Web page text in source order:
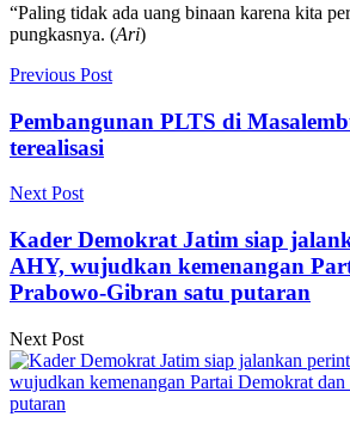
“Paling tidak ada uang binaan karena kita
pungkasnya. (Ari)
Previous Post
Pembangunan PLTS di
terealisasi
Next Post
Kader Demokrat Jatim siap
AHY, wujudkan kemenangan
Prabowo-Gibran satu putaran
Next Post